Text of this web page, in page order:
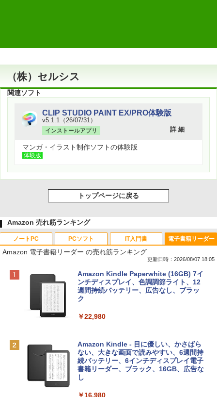
（株）セルシス
関連ソフト
CLIP STUDIO PAINT EX/PRO体験版
v5.1.1（26/07/31）
インストールアプリ
詳 細
マンガ・イラスト制作ソフトの体験版
体験版
トップページに戻る
Amazon 売れ筋ランキング
ノートPC
Apple 2026 MacBook Neo A18 Proチッ
プ搭載13インチノートブック：AIとAppl
e Intelligence、Liquid Retinaディスプ
レイ、8GBメモリ、512GB SSD、1080p
ィゴ + 3年延長 AppleCare+ for 13インチ
￥162,598
tomtoc 360°保護 15.6 16インチ パソコ
ンケース Dell NEC Lavie ASUS HP dyna
PCソフト
Robloxギフトカード - 800 Robux 【限
定バーチャルアイテムを含む】 【オンラ
インゲームコード】 ロブロックス | オン
ラインコード版
￥1,300
Microsoft Office Home & Business 202
4(最新 永続版)|オンラインコード版|Wind
ows11、10/mac対応|PC2台
￥39,582
IT入門書
生成AIパスポート公式テキスト 第４版
￥1,766
出す プロンプトの言葉 AI画像生成シリー
ズ (はぴーイラストLabo)
￥480
電子書籍リーダー
Amazon 電子書籍リーダー の売れ筋ランキング
更新日時：2026/08/07 18:05
Amazon Kindle Paperwhite (16GB) 7イ
ンチディスプレイ、色調調節ライト、12
週間持続バッテリー、広告なし、ブラッ
ク
￥22,980
Amazon Kindle - 目に優しい、かさばら
ない、大きな画面で読みやすい、6週間持
続バッテリー、6インチディスプレイ電子
書籍リーダー、ブラック、16GB、広告な
し
￥16,980